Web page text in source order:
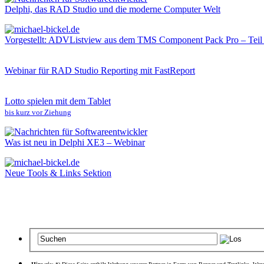
Delphi, das RAD Studio und die moderne Computer Welt
Vorgestellt: ADVListview aus dem TMS Component Pack Pro – Teil
Webinar für RAD Studio Reporting mit FastReport
Lotto spielen mit dem Tablet
bis kurz vor Ziehung
Was ist neu in Delphi XE3 – Webinar
Neue Tools & Links Sektion